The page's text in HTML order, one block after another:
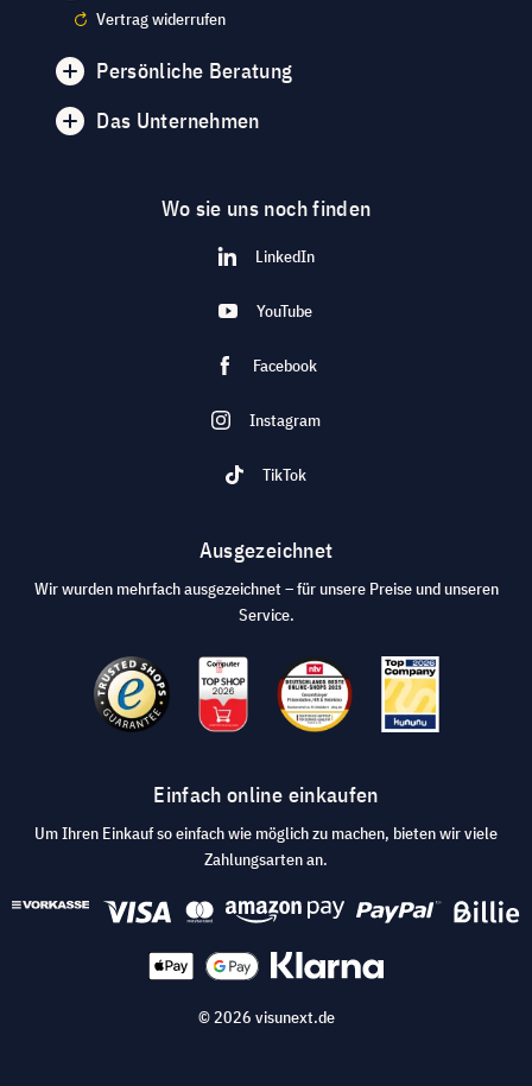
Vertrag widerrufen
Persönliche Beratung
Das Unternehmen
Wo sie uns noch finden
LinkedIn
YouTube
Facebook
Instagram
TikTok
Ausgezeichnet
Wir wurden mehrfach ausgezeichnet – für unsere Preise und unseren
Service.
Einfach online einkaufen
Um Ihren Einkauf so einfach wie möglich zu machen, bieten wir viele
Zahlungsarten an.
© 2026 visunext.de